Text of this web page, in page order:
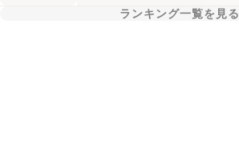
ランキング一覧を見る